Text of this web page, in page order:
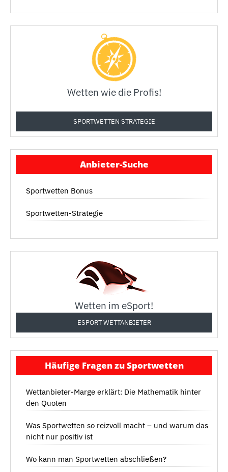
Wetten wie die Profis!
SPORTWETTEN STRATEGIE
Anbieter-Suche
Sportwetten Bonus
Sportwetten-Strategie
Wetten im eSport!
ESPORT WETTANBIETER
Häufige Fragen zu Sportwetten
Wettanbieter-Marge erklärt: Die Mathematik hinter
den Quoten
Was Sportwetten so reizvoll macht – und warum das
nicht nur positiv ist
Wo kann man Sportwetten abschließen?